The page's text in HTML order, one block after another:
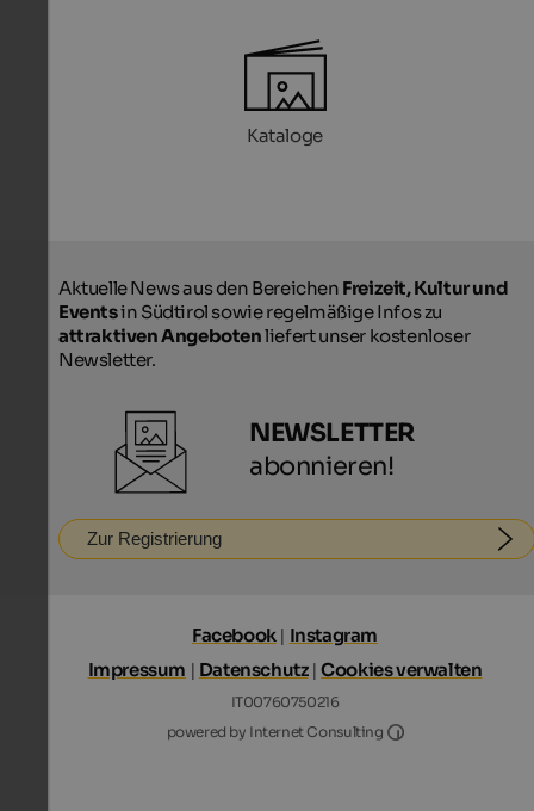
Kataloge
Aktuelle News aus den Bereichen Freizeit, Kultur und
Eventsin Südtirol sowie regelmäßige Infos zu
attraktiven Angebotenliefert unser kostenloser
Newsletter.
NEWSLETTER
abonnieren!
Zur Registrierung
Facebook| Instagram
Impressum | Datenschutz|Cookies verwalten
IT00760750216
powered by Internet Consulting
Internet